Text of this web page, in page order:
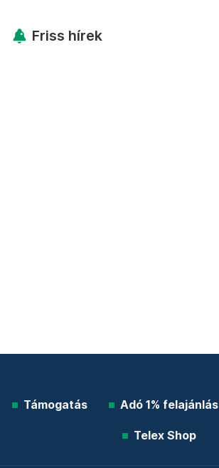
Friss hírek
Támogatás Adó 1% felajánlás
Telex Shop